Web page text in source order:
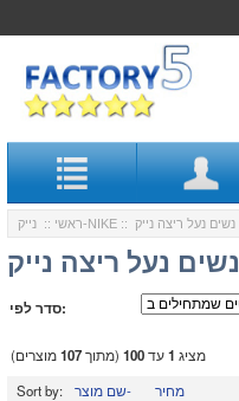
ראשי :: נייק-NIKE :: נשים נעל ריצה נייק
נשים נעל ריצה נייק
סדר לפי:
מציג 1עד100 (מתוך107מוצרים)
Sort by: שם מוצר- מחיר